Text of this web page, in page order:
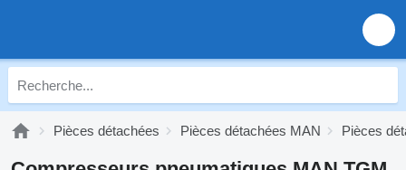
Pièces détachées Pièces détachées MAN Pièces